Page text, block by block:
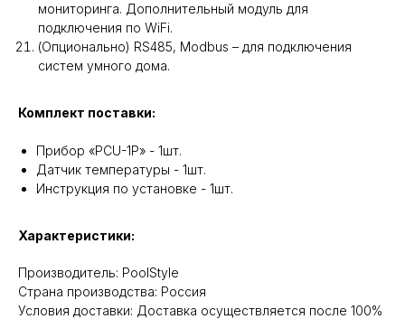
мониторинга. Дополнительный модуль для
подключения по WiFi.
(Опционально) RS485, Modbus – для подключения
систем умного дома.
Комплект поставки:
Прибор «PCU-1P» - 1шт.
Датчик температуры - 1шт.
Инструкция по установке - 1шт.
Характеристики:
Производитель: PoolStyle
Cтрана производства: Россия
Условия доставки: Доставка осуществляется после 100%